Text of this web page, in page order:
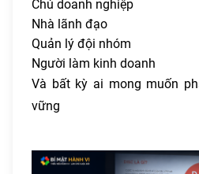
Chủ doanh nghiệp
Nhà lãnh đạo
Quản lý đội nhóm
Người làm kinh doanh
Và bất kỳ ai mong muốn
vững